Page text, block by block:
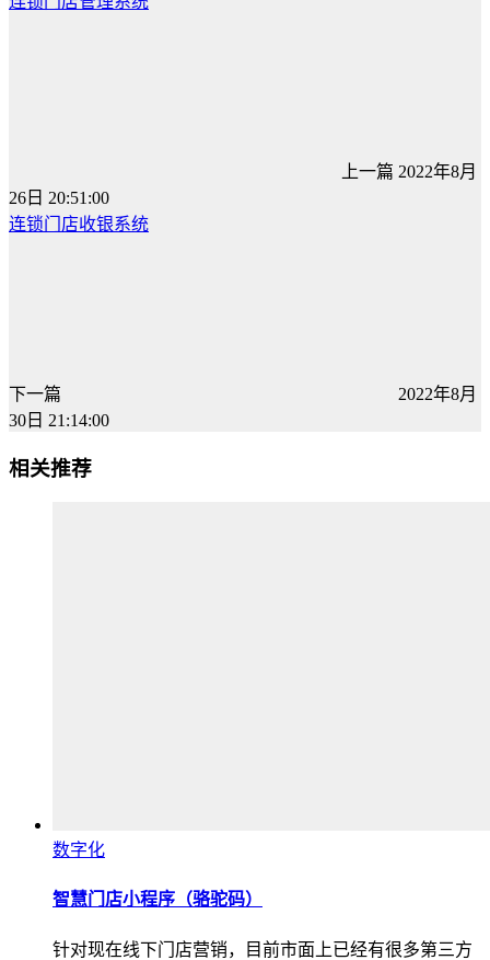
上一篇 2022年8月
26日 20:51:00
连锁门店收银系统
下一篇
2022年8月
30日 21:14:00
相关推荐
数字化
智慧门店小程序（骆驼码）
针对现在线下门店营销，目前市面上已经有很多第三方